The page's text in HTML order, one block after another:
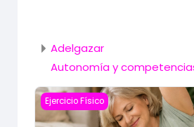
Adelgazar
Autonomía y
Course image Muévete
Ejercicio Físico